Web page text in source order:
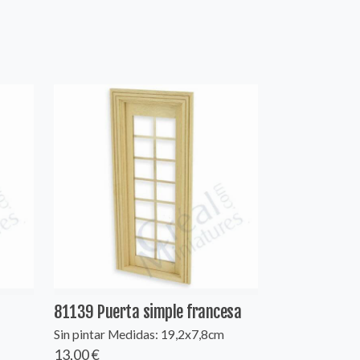
81139 Puerta simple francesa
Sin pintar Medidas: 19,2x7,8cm
13,00 €